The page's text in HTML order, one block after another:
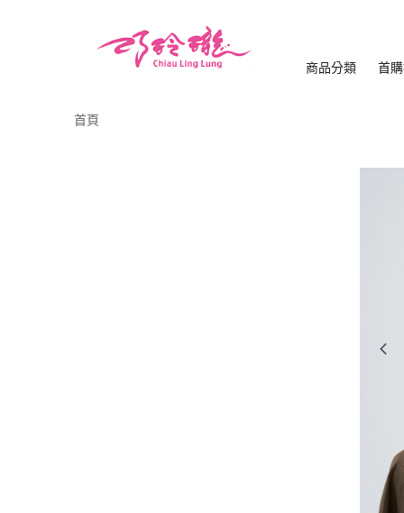
商品分類 首
首頁